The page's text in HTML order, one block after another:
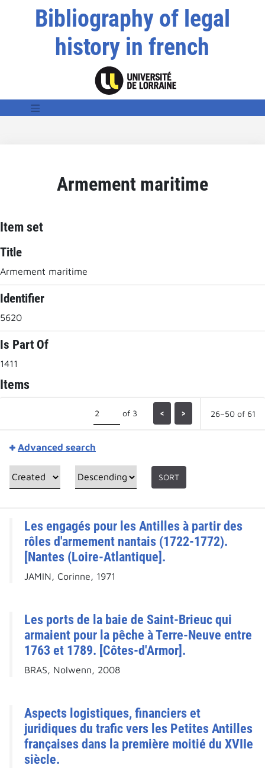
Bibliography of legal
history in french
Armement maritime
Item set
Title
Armement maritime
Identifier
5620
Is Part Of
1411
Items
of 3 < > 26–50 of 61
Advanced search
SORT
Les engagés pour les Antilles à partir des
rôles d'armement nantais (1722-1772).
[Nantes (Loire-Atlantique].
JAMIN, Corinne, 1971
Les ports de la baie de Saint-Brieuc qui
armaient pour la pêche à Terre-Neuve entre
1763 et 1789. [Côtes-d'Armor].
BRAS, Nolwenn, 2008
Aspects logistiques, financiers et
juridiques du trafic vers les Petites Antilles
françaises dans la première moitié du XVIIe
siècle.